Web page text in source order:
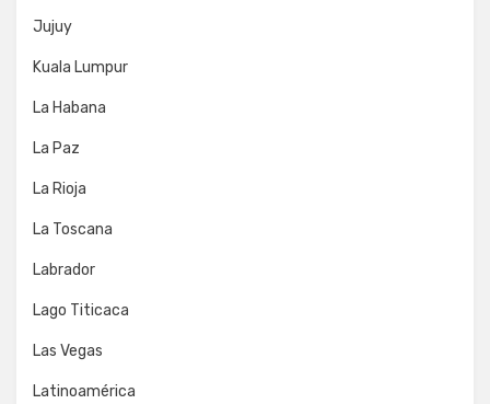
Jujuy
Kuala Lumpur
La Habana
La Paz
La Rioja
La Toscana
Labrador
Lago Titicaca
Las Vegas
Latinoamérica